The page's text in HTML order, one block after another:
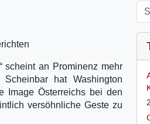
scheint an Prominenz mehr
hat Washington
Image Österreichs bei den
versöhnliche Geste zu